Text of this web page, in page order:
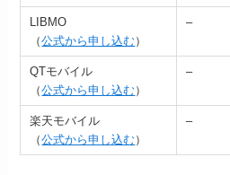
LIBMO
（公式から申し込む）
–
QTモバイル
（公式から申し込む）
–
楽天モバイル
（公式から申し込む）
–